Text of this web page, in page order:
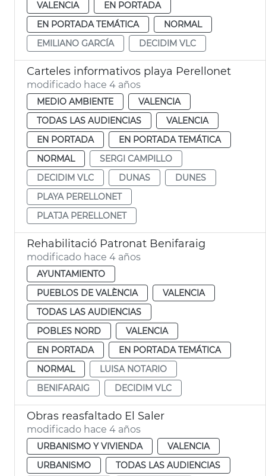
VALENCIA
EN PORTADA
EN PORTADA TEMÁTICA
NORMAL
EMILIANO GARCÍA
DECIDIM VLC
Carteles informativos playa Perellonet
modificado hace 4 años
MEDIO AMBIENTE
VALENCIA
TODAS LAS AUDIENCIAS
VALENCIA
EN PORTADA
EN PORTADA TEMÁTICA
NORMAL
SERGI CAMPILLO
DECIDIM VLC
DUNAS
DUNES
PLAYA PERELLONET
PLATJA PERELLONET
Rehabilitació Patronat Benifaraig
modificado hace 4 años
AYUNTAMIENTO
PUEBLOS DE VALÈNCIA
VALENCIA
TODAS LAS AUDIENCIAS
POBLES NORD
VALENCIA
EN PORTADA
EN PORTADA TEMÁTICA
NORMAL
LUISA NOTARIO
BENIFARAIG
DECIDIM VLC
Obras reasfaltado El Saler
modificado hace 4 años
URBANISMO Y VIVIENDA
VALENCIA
URBANISMO
TODAS LAS AUDIENCIAS